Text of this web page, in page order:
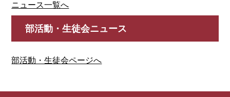
ニュース一覧へ
部活動・生徒会ニュース
部活動・生徒会ページへ